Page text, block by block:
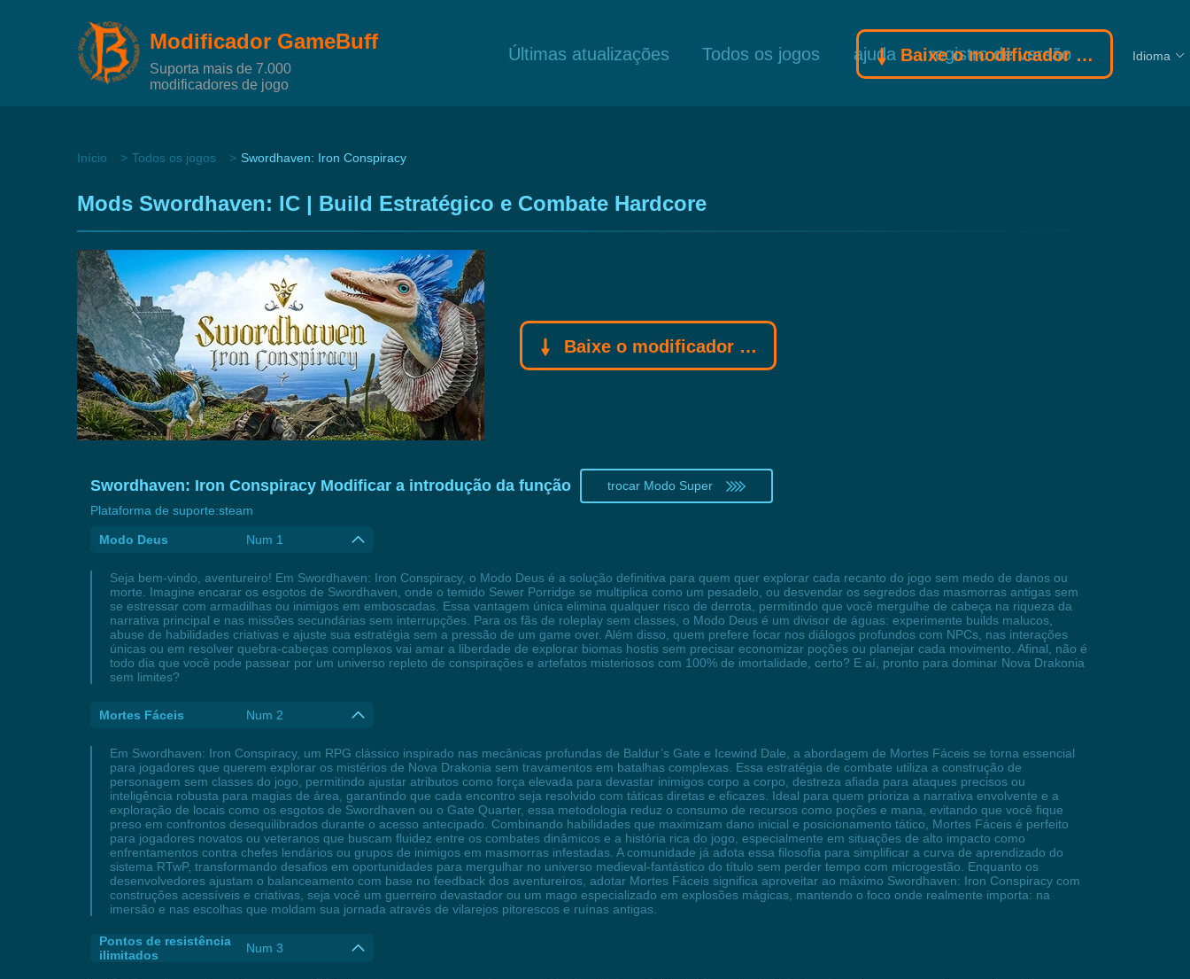
Modificador GameBuff
Suporta mais de 7.000
modificadores de jogo
Últimas atualizações Todos os jogos ajuda registro de versão
Baixe o modificador Gamebuff Idioma
Início Todos os jogos Swordhaven: Iron Conspiracy
Mods Swordhaven: IC | Build Estratégico e Combate Hardcore
Baixe o modificador Gamebuff
Swordhaven: Iron Conspiracy Modificar a introdução da função
trocar Modo Super
Plataforma de suporte:steam
Modo Deus Num 1
Seja bem-vindo, aventureiro! Em Swordhaven: Iron Conspiracy, o Modo Deus é a solução definitiva para quem quer explorar cada recanto do jogo sem medo de danos ou
morte. Imagine encarar os esgotos de Swordhaven, onde o temido Sewer Porridge se multiplica como um pesadelo, ou desvendar os segredos das masmorras antigas sem
se estressar com armadilhas ou inimigos em emboscadas. Essa vantagem única elimina qualquer risco de derrota, permitindo que você mergulhe de cabeça na riqueza da
narrativa principal e nas missões secundárias sem interrupções. Para os fãs de roleplay sem classes, o Modo Deus é um divisor de águas: experimente builds malucos,
abuse de habilidades criativas e ajuste sua estratégia sem a pressão de um game over. Além disso, quem prefere focar nos diálogos profundos com NPCs, nas interações
únicas ou em resolver quebra-cabeças complexos vai amar a liberdade de explorar biomas hostis sem precisar economizar poções ou planejar cada movimento. Afinal, não é
todo dia que você pode passear por um universo repleto de conspirações e artefatos misteriosos com 100% de imortalidade, certo? E aí, pronto para dominar Nova Drakonia
sem limites?
Mortes Fáceis Num 2
Em Swordhaven: Iron Conspiracy, um RPG clássico inspirado nas mecânicas profundas de Baldur’s Gate e Icewind Dale, a abordagem de Mortes Fáceis se torna essencial
para jogadores que querem explorar os mistérios de Nova Drakonia sem travamentos em batalhas complexas. Essa estratégia de combate utiliza a construção de
personagem sem classes do jogo, permitindo ajustar atributos como força elevada para devastar inimigos corpo a corpo, destreza afiada para ataques precisos ou
inteligência robusta para magias de área, garantindo que cada encontro seja resolvido com táticas diretas e eficazes. Ideal para quem prioriza a narrativa envolvente e a
exploração de locais como os esgotos de Swordhaven ou o Gate Quarter, essa metodologia reduz o consumo de recursos como poções e mana, evitando que você fique
preso em confrontos desequilibrados durante o acesso antecipado. Combinando habilidades que maximizam dano inicial e posicionamento tático, Mortes Fáceis é perfeito
para jogadores novatos ou veteranos que buscam fluidez entre os combates dinâmicos e a história rica do jogo, especialmente em situações de alto impacto como
enfrentamentos contra chefes lendários ou grupos de inimigos em masmorras infestadas. A comunidade já adota essa filosofia para simplificar a curva de aprendizado do
sistema RTwP, transformando desafios em oportunidades para mergulhar no universo medieval-fantástico do título sem perder tempo com microgestão. Enquanto os
desenvolvedores ajustam o balanceamento com base no feedback dos aventureiros, adotar Mortes Fáceis significa aproveitar ao máximo Swordhaven: Iron Conspiracy com
construções acessíveis e criativas, seja você um guerreiro devastador ou um mago especializado em explosões mágicas, mantendo o foco onde realmente importa: na
imersão e nas escolhas que moldam sua jornada através de vilarejos pitorescos e ruínas antigas.
Pontos de resistência
ilimitados
Num 3